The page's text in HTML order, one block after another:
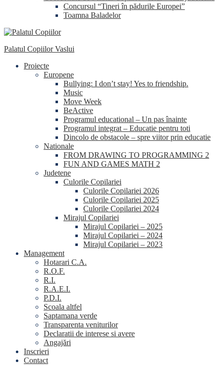
Concursul “Tineri în pădurile Europei”
Toamna Baladelor
Palatul Copiilor Vaslui
Proiecte
Europene
Bullying: I don’t stay! Yes to friendship.
Music
Move Week
BeActive
Programul educational – Un pas înainte
Programul integrat – Educatie pentru toti
Dincolo de obstacole – spre viitor prin educatie
Nationale
FROM DRAWING TO PROGRAMMING 2
FUN AND GAMES MATH 2
Judetene
Culorile Copilariei
Culorile Copilariei 2026
Culorile Copilariei 2025
Culorile Copilariei 2024
Mirajul Copilariei
Mirajul Copilariei – 2025
Mirajul Copilariei – 2024
Mirajul Copilariei – 2023
Management
Hotarari C.A.
R.O.F.
R.I.
R.A.E.I.
P.D.I.
Scoala altfel
Saptamana verde
Transparenta veniturilor
Declaratii de interese si avere
Angajări
Inscrieri
Contact